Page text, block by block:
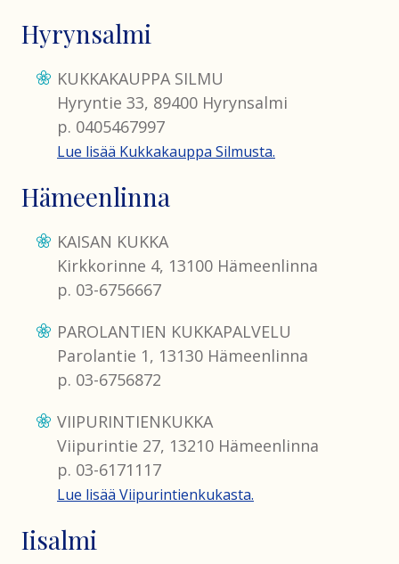
Hyrynsalmi
KUKKAKAUPPA SILMU
Hyryntie 33, 89400 Hyrynsalmi
p. 0405467997
Lue lisää Kukkakauppa Silmusta.
Hämeenlinna
KAISAN KUKKA
Kirkkorinne 4, 13100 Hämeenlinna
p. 03-6756667
PAROLANTIEN KUKKAPALVELU
Parolantie 1, 13130 Hämeenlinna
p. 03-6756872
VIIPURINTIENKUKKA
Viipurintie 27, 13210 Hämeenlinna
p. 03-6171117
Lue lisää Viipurintienkukasta.
Iisalmi